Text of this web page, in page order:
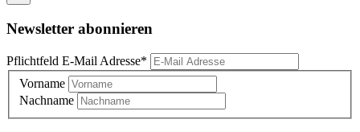
Newsletter abonnieren
Pflichtfeld E-Mail Adresse*
Vorname
Nachname